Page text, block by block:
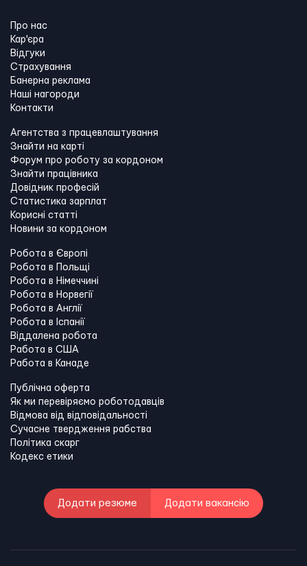
Про нас
Кар'єра
Відгуки
Страхування
Банерна реклама
Наші нагороди
Контакти
Агентства з працевлаштування
Знайти на карті
Форум про роботу за кордоном
Знайти працівника
Довідник професій
Статистика зарплат
Корисні статті
Новини за кордоном
Робота в Європі
Робота в Польщі
Робота в Німеччині
Робота в Норвегії
Робота в Англії
Робота в Іспанії
Віддалена робота
Работа в США
Работа в Канадe
Публічна оферта
Як ми перевіряємо роботодавців
Відмова від відповідальності
Сучасне твердження рабства
Політика скарг
Кодекс етики
Додати резюме Додати вакансію